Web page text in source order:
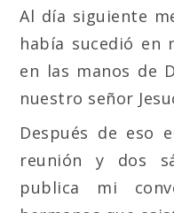
Al día siguiente
había sucedió en
en las manos de
nuestro señor
Después de eso
reunión y dos
publica mi